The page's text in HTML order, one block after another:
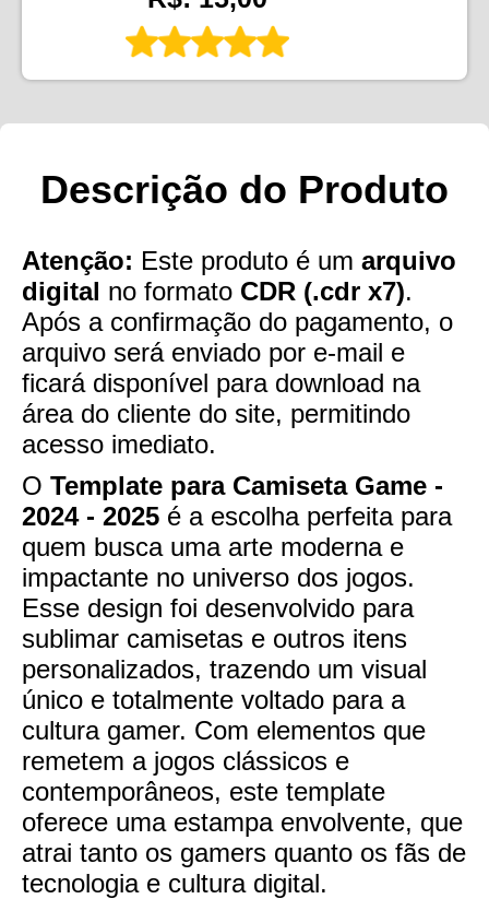
Descrição do Produto
Atenção: Este produto é um arquivo
digital no formato CDR (.cdr x7).
Após a confirmação do pagamento, o
arquivo será enviado por e-mail e
ficará disponível para download na
área do cliente do site, permitindo
acesso imediato.
O Template para Camiseta Game -
2024 - 2025 é a escolha perfeita para
quem busca uma arte moderna e
impactante no universo dos jogos.
Esse design foi desenvolvido para
sublimar camisetas e outros itens
personalizados, trazendo um visual
único e totalmente voltado para a
cultura gamer. Com elementos que
remetem a jogos clássicos e
contemporâneos, este template
oferece uma estampa envolvente, que
atrai tanto os gamers quanto os fãs de
tecnologia e cultura digital.